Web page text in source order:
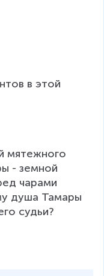
в этой
мятежного
- земной
чарами
душа Тамары